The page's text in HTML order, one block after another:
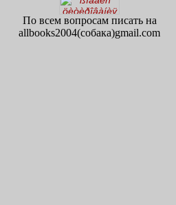
По всем вопросам писать на
allbooks2004(собака)gmail.com